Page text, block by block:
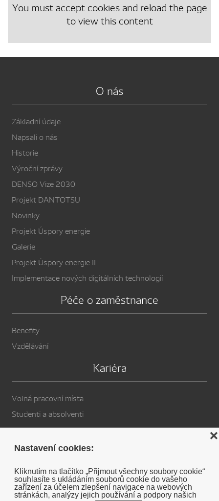
Nastavení cookies:
Kliknutím na tlačítko „Přijmout všechny soubory cookie“
souhlasíte s ukládáním souborů cookie do vašeho
zařízení za účelem zlepšení navigace na webových
stránkách, analýzy jejich používání a podpory našich
❌
You must accept cookies and reload the page
to view this content
O nás
Základní údaje
Napsali o nás
Historie
Výroční zprávy
DENSO Vize 2030
Projekt DANTOTSU
Novinky
Projekt Úspory energie
Galerie
Projekt Úspory energie II
Implementace nových digitálních technologií
Péče o zaměstnance
Benefity
Vzdělávání
Kariéra
Volná pracovní místa
Studenti a absolventi
Cookies
Soukromé prohlášení o vyloučení odpovědnosti DENSO